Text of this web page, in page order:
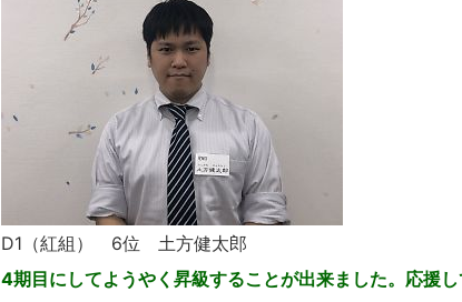
D1（紅組） 6位 土方健太郎
4期目にしてようやく昇級することが出来ました。応援